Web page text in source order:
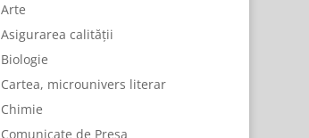
Arte
Asigurarea calității
Biologie
Cartea, microunivers literar
Chimie
Comunicate de Presa